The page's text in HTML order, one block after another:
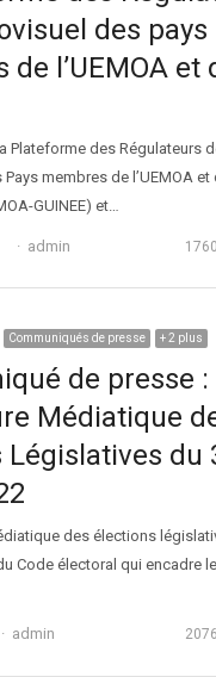
des pays
de l’UEMOA et
Plateforme des Régulateurs
membres de l’UEMOA et
GUINEE) et…
Auteur
admin 1760
Communiqués de presse + 2 plus
de presse :
Médiatique
Législatives du
des élections
Code électoral qui encadre
Auteur
admin 2076